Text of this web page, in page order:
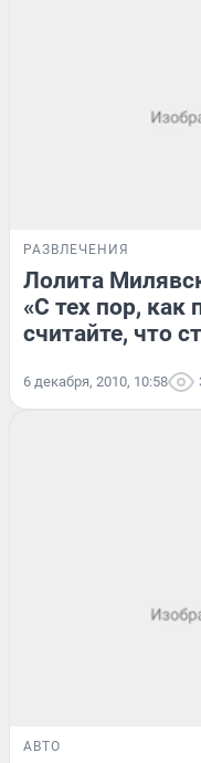
РАЗВЛЕЧЕНИЯ
Лолита
«С тех пор, как
считайте, что
6 декабря, 2010, 10:58
АВТО